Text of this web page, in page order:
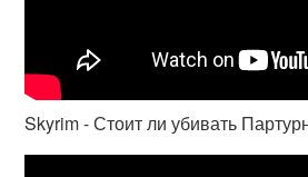
Skyrim - Стоит ли убивать